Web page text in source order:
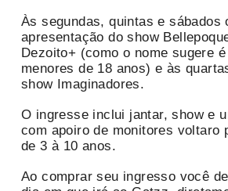
Às segundas, quintas e sábados
apresentação do show
Dezoito+ (como o nome sugere
menores de 18 anos) e às
show Imaginadores.
O ingresse inclui jantar, show e
com apoiro de monitores voltaro
de 3 à 10 anos.
Ao comprar seu ingresso você